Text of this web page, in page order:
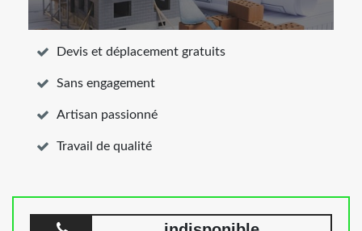
Devis et déplacement gratuits
Sans engagement
Artisan passionné
Travail de qualité